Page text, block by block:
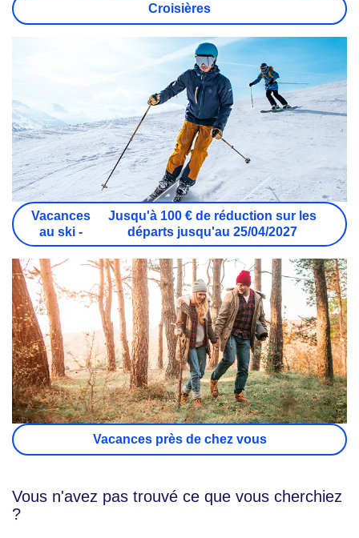
Croisières
Vacances
au ski -
Jusqu'à 100 € de réduction sur les
départs jusqu'au 25/04/2027
Vacances près de chez vous
Vous n'avez pas trouvé ce que vous cherchiez
?